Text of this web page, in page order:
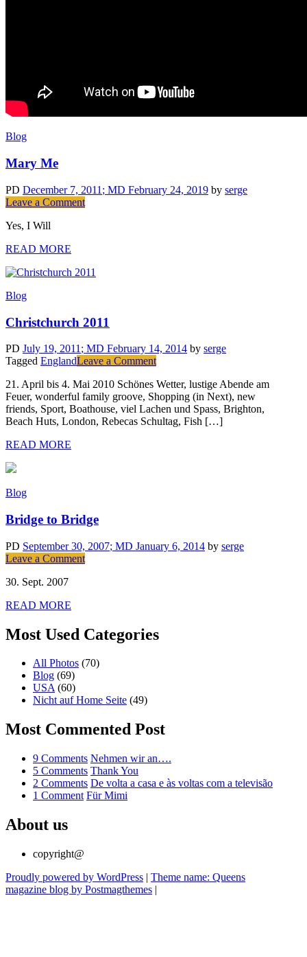
Blog
Mary Me
PD December 7, 2011 ; MD February 24, 2019 by serge
Leave a Commenton
Yes, I Will
READ MORE
Blog
Christchurch 2011
PD July 19, 2011 ; MD February 14, 2014 by serge
Tagged EnglandLeave a Commenton
2011
21. April bis 4. Mai 2010 Schönes Wetter, lustige Abende am
Feuer, wonderful family groove, Shopping (in Next), new
friends, Sport, Boathouse, viel Lachen und Spass, Brighton,
Beach Huts, London, Rebecas Schultag, Fish […]
READ MORE
Blog
Bridge to Bridge
PD September 30, 2007; MD January 6, 2014 by serge
Leave a Commenton
30. Sept. 2007
READ MORE
Most Used Categories
All Photos (70)
Blog (69)
USA(60)
Nicht auf Home Seite (49)
Most Commented Post
9 Commentson
Nehmen
wir
an….
Nehmen wir an….
5 Commentson
Thank
You
Thank You
2 Commentson
De
com
a
De volta a casa e às voltas com a televisão
1 Commenton
Für Mimi
About us
copyright@
Proudly powered by WordPress | Theme name: Queens
magazine blog by Postmagthemes |